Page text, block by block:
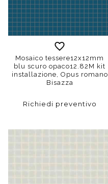
Mosaico tessere12x12mm
blu scuro opaco12.82M kit
installazione, Opus romano
Bisazza
Richiedi preventivo